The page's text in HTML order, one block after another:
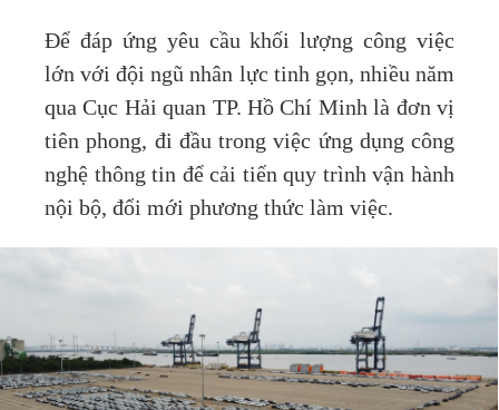
Để đáp ứng yêu cầu khối lượng công việc
lớn với đội ngũ nhân lực tinh gọn, nhiều năm
qua Cục Hải quan TP. Hồ Chí Minh là đơn vị
tiên phong, đi đầu trong việc ứng dụng công
nghệ thông tin để cải tiến quy trình vận hành
nội bộ, đổi mới phương thức làm việc.